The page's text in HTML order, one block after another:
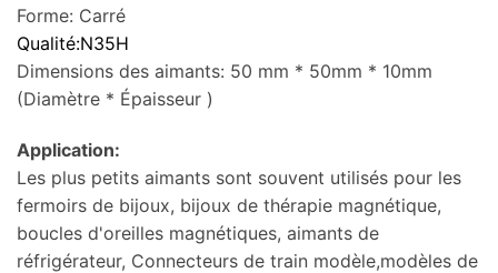
Forme: Carré
Qualité:N35H
Dimensions des aimants: 50 mm * 50mm * 10mm
(Diamètre * Épaisseur )
Application:
Les plus petits aimants sont souvent utilisés pour les
fermoirs de bijoux, bijoux de thérapie magnétique,
boucles d'oreilles magnétiques, aimants de
réfrigérateur, Connecteurs de train modèle,modèles de